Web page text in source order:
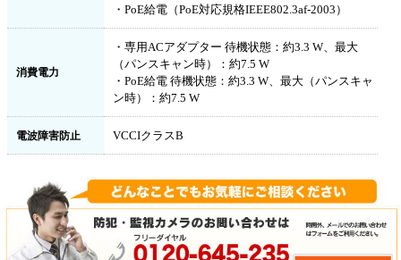
・PoE給電（PoE対応規格IEEE802.3af-2003）
消費電力
・専用ACアダプター 待機状態：約3.3 W、最大
（パンスキャン時）：約7.5 W
・PoE給電 待機状態：約3.3 W、最大（パンスキャ
ン時）：約7.5 W
電波障害防止 VCCIクラスB